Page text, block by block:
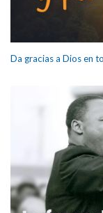
Da gracias a Dios en